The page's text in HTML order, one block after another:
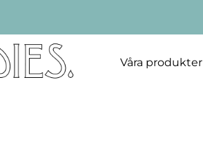
Våra produkter